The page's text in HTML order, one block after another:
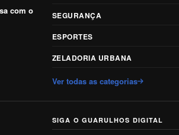
com o
SEGURANÇA
ESPORTES
ZELADORIA URBANA
Ver todas as categorias
SIGA O GUARULHOS DIGITAL